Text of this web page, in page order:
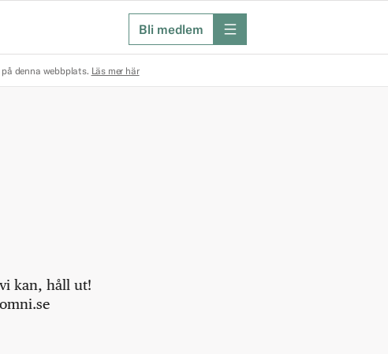
Bli medlem meny
denna webbplats. Läs mer här
kan, håll ut!